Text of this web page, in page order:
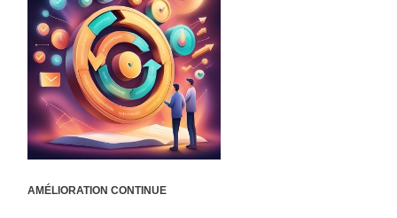
AMÉLIORATION CONTINUE